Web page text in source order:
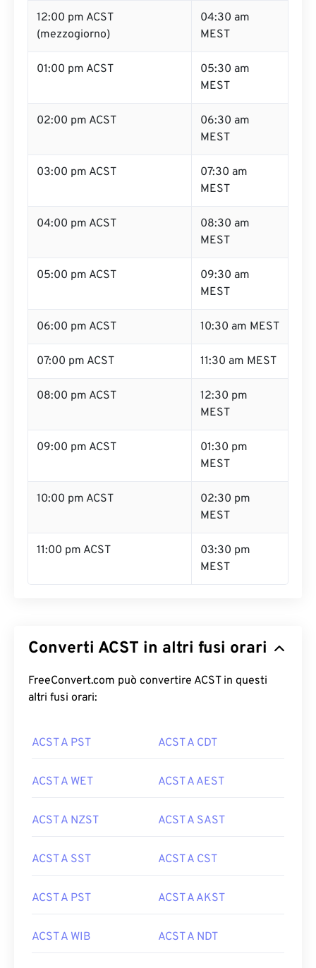
12:00 pm ACST
(mezzogiorno)
04:30 am
MEST
01:00 pm ACST
05:30 am
MEST
02:00 pm ACST
06:30 am
MEST
03:00 pm ACST
07:30 am
MEST
04:00 pm ACST
08:30 am
MEST
05:00 pm ACST
09:30 am
MEST
06:00 pm ACST 10:30 am MEST
07:00 pm ACST 11:30 am MEST
08:00 pm ACST
12:30 pm
MEST
09:00 pm ACST
01:30 pm
MEST
10:00 pm ACST
02:30 pm
MEST
11:00 pm ACST
03:30 pm
MEST
Converti ACST in altri fusi orari
FreeConvert.com può convertire ACST in questi
altri fusi orari:
ACST A PST ACST A CDT
ACST A WET ACST A AEST
ACST A NZST ACST A SAST
ACST A SST ACST A CST
ACST A PST ACST A AKST
ACST A WIB ACST A NDT